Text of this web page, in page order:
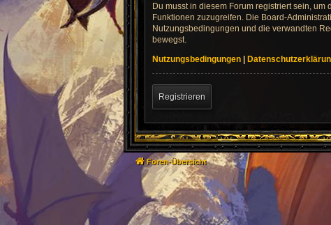
Du musst in diesem Forum registriert sein,
Funktionen zuzugreifen. Die Board-
Nutzungsbedingungen und die verwandten
bewegst.
Nutzungsbedingungen |
Registrieren
Foren-Übersicht